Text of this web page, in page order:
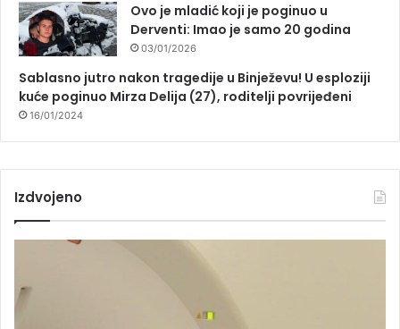
Ovo je mladić koji je poginuo u
Derventi: Imao je samo 20 godina
03/01/2026
Sablasno jutro nakon tragedije u Binježevu! U esploziji
kuće poginuo Mirza Delija (27), roditelji povrijeđeni
16/01/2024
Izdvojeno